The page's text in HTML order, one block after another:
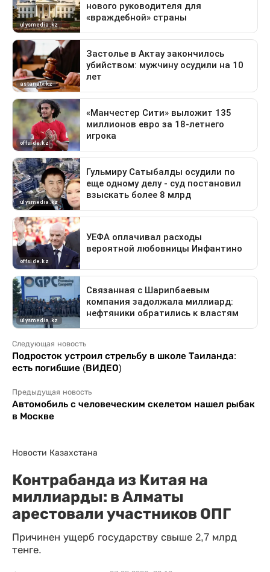
Следующая новость
Подросток устроил стрельбу в школе Таиланда:
есть погибшие (ВИДЕО)
Предыдущая новость
Автомобиль с человеческим скелетом нашел рыбак
в Москве
Новости Казахстана
Контрабанда из Китая на
миллиарды: в Алматы
арестовали участников ОПГ
Причинен ущерб государству свыше 2,7 млрд
тенге.